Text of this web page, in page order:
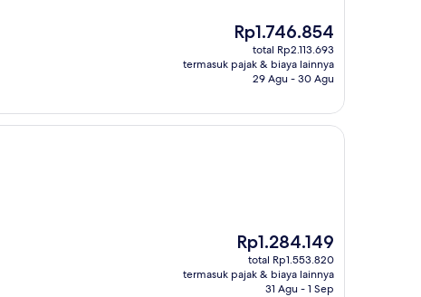
Harga
sekarang
Rp1.746.854
Rp1.746.854
total Rp2.113.693
termasuk pajak & biaya lainnya
29 Agu - 30 Agu
Harga
sekarang
Rp1.284.149
Rp1.284.149
total Rp1.553.820
termasuk pajak & biaya lainnya
31 Agu - 1 Sep